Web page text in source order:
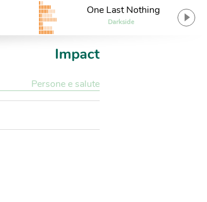
One Last Nothing
Darkside
Impact
Persone e salute